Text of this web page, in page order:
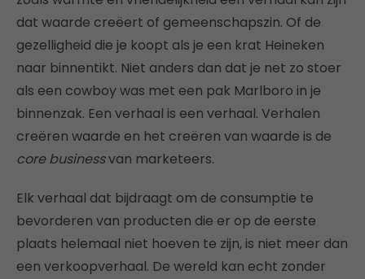
dat waarde creëert of gemeenschapszin. Of de
gezelligheid die je koopt als je een krat Heineken
naar binnentikt. Niet anders dan dat je net zo stoer
als een cowboy was met een pak Marlboro in je
binnenzak. Een verhaal is een verhaal. Verhalen
creëren waarde en het creëren van waarde is de
core businessvan marketeers.
Elk verhaal dat bijdraagt om de consumptie te
bevorderen van producten die er op de eerste
plaats helemaal niet hoeven te zijn, is niet meer dan
een verkoopverhaal. De wereld kan echt zonder